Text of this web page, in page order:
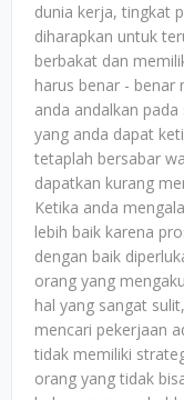
dunia kerja, tingkat
diharapkan untuk
berbakat dan
harus benar - benar
anda andalkan
yang anda dapat
tetaplah bersabar
dapatkan kurang
Ketika anda
lebih baik karena
dengan baik
orang yang
hal yang sangat
mencari pekerjaan
tidak memiliki
orang yang tidak